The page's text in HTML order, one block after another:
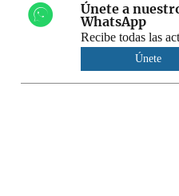
Únete a
WhatsApp
Recibe todas las
Únete